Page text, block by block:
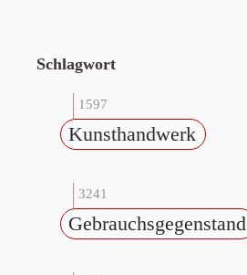
Schlagwort
1597
Kunsthandwerk
3241
Gebrauchsgegenstand